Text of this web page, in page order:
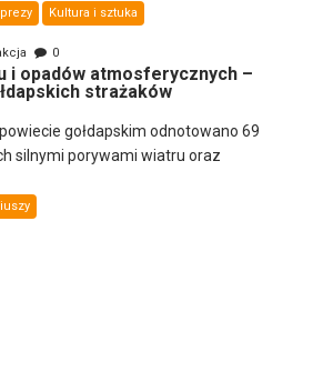
Kultura i sztuka
0
i opadów atmosferycznych –
strażaków
gołdapskim odnotowano 69
silnymi porywami wiatru oraz